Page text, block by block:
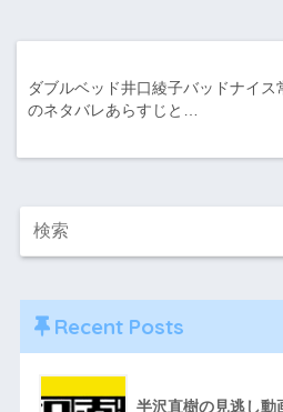
ダブルベッド井口綾子バッドナイス
のネタバレあらすじと…
Recent Posts
半沢直樹の見逃し動